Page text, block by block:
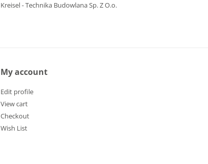
Kreisel - Technika Budowlana Sp. Z O.o.
My account
Edit profile
View cart
Checkout
Wish List